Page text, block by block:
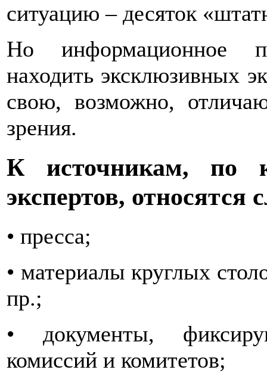
ситуацию – десяток
Но информационное
находить эксклюзивных
свою, возможно,
зрения.
К источникам, по
экспертов, относятся
• пресса;
• материалы круглых
пр.;
• документы,
комиссий и комитетов;